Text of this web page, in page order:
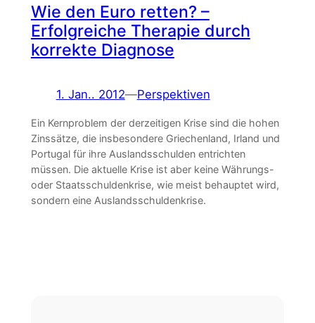
Wie den Euro retten? –
Erfolgreiche Therapie durch
korrekte Diagnose
1. Jan.. 2012—Perspektiven
Ein Kernproblem der derzeitigen Krise sind die hohen
Zinssätze, die insbesondere Griechenland, Irland und
Portugal für ihre Auslandsschulden entrichten
müssen. Die aktuelle Krise ist aber keine Währungs-
oder Staatsschuldenkrise, wie meist behauptet wird,
sondern eine Auslandsschuldenkrise.